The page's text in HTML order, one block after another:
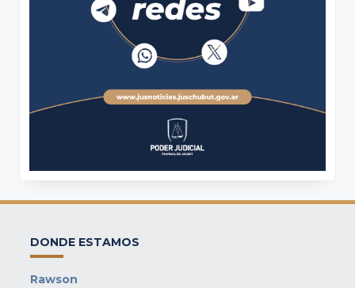
DONDE ESTAMOS
Rawson